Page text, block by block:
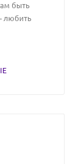
быть
любить